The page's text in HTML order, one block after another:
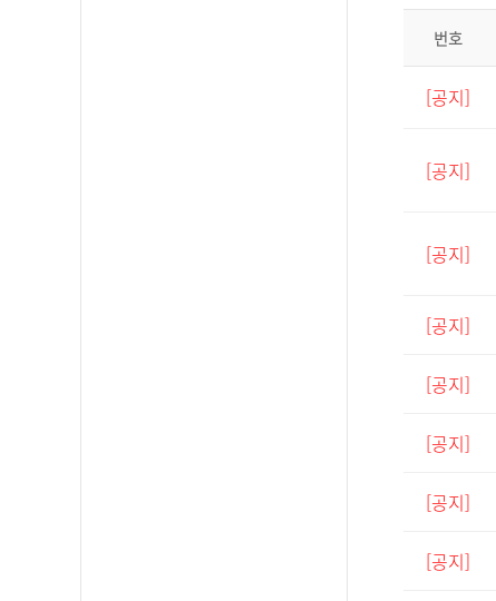
번호
[공지]
[공지]
[공지]
[공지]
[공지]
[공지]
[공지]
[공지]